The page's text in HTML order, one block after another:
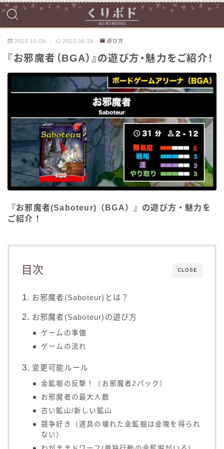
2022.10.09 2023.06.26 遊び方
『お邪魔者（BGA）』の遊び方・魅力をご紹介！
『お邪魔者(Saboteur)（BGA）』の遊び方・魅力を
ご紹介！
CLOSE
目次
お邪魔者(Saboteur)とは？
お邪魔者(Saboteur)の遊び方
ゲームの準備
ゲームの流れ
変更可能ルール
金鉱堀の反撃！（お邪魔者2パック）
お邪魔者の最大人数
古い鉱山/新しい鉱山
競争好き（道具の壊れた金鉱掘は金塊を得られ
ない）